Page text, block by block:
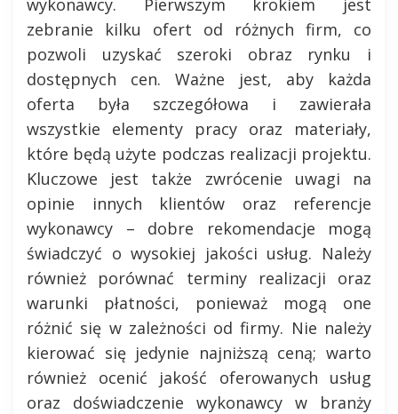
wykonawcy. Pierwszym krokiem jest
zebranie kilku ofert od różnych firm, co
pozwoli uzyskać szeroki obraz rynku i
dostępnych cen. Ważne jest, aby każda
oferta była szczegółowa i zawierała
wszystkie elementy pracy oraz materiały,
które będą użyte podczas realizacji projektu.
Kluczowe jest także zwrócenie uwagi na
opinie innych klientów oraz referencje
wykonawcy – dobre rekomendacje mogą
świadczyć o wysokiej jakości usług. Należy
również porównać terminy realizacji oraz
warunki płatności, ponieważ mogą one
różnić się w zależności od firmy. Nie należy
kierować się jedynie najniższą ceną; warto
również ocenić jakość oferowanych usług
oraz doświadczenie wykonawcy w branży